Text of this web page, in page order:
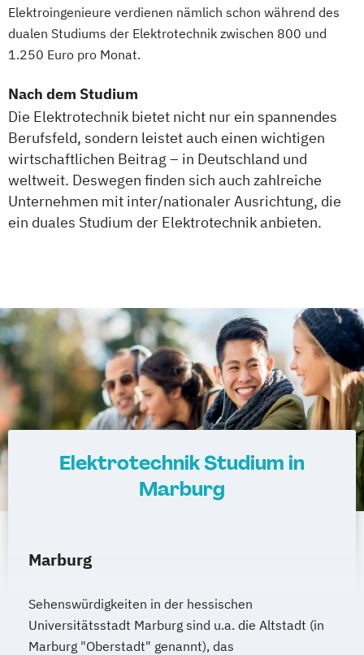
Elektroingenieure verdienen nämlich schon während des
dualen Studiums der Elektrotechnik zwischen 800 und
1.250 Euro pro Monat.
Nach dem Studium
Die Elektrotechnik bietet nicht nur ein spannendes
Berufsfeld, sondern leistet auch einen wichtigen
wirtschaftlichen Beitrag – in Deutschland und
weltweit. Deswegen finden sich auch zahlreiche
Unternehmen mit inter/nationaler Ausrichtung, die
ein duales Studium der Elektrotechnik anbieten.
Elektrotechnik Studium in
Marburg
Marburg
Sehenswürdigkeiten in der hessischen
Universitätsstadt Marburg sind u.a. die Altstadt (in
Marburg "Oberstadt" genannt), das